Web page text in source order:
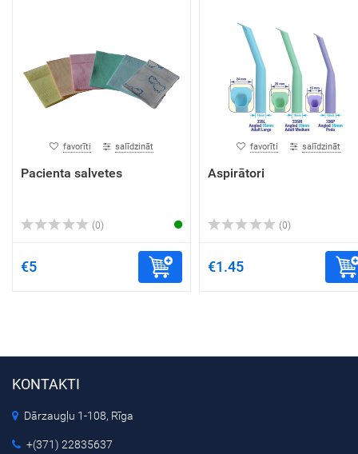
favorīti salīdzināt
Pacienta salvetes
(0)
€5
favorīti salīdzināt
Aspirātori
(0)
€1.45
KONTAKTI
Dārzaugļu 1-108, Rīga
+(371) 22835637